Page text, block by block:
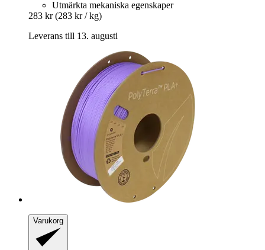
Utmärkta mekaniska egenskaper
283 kr (283 kr / kg)
Leverans till 13. augusti
Varukorg